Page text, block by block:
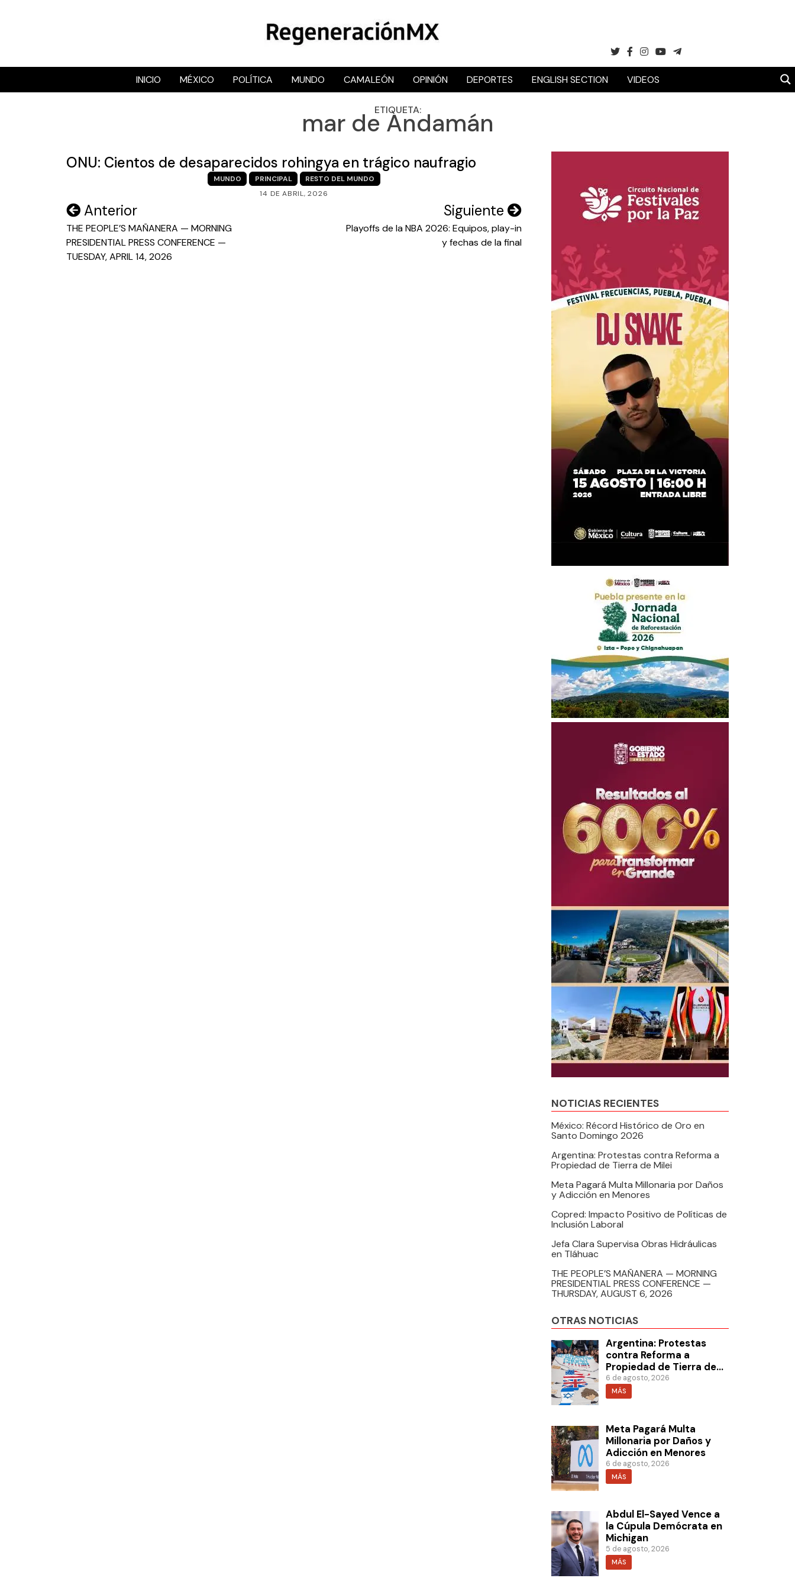
RegeneraciónMX
Sitio de noticias libre e independiente
INICIO MÉXICO POLÍTICA MUNDO CAMALEÓN OPINIÓN DEPORTES ENGLISH SECTION VIDEOS
ETIQUETA:
mar de Andamán
ONU: Cientos de desaparecidos rohingya en trágico naufragio
MUNDO PRINCIPAL
RESTO DEL MUNDO
14 DE ABRIL, 2026
Navegación
de
entradas
Anterior
THE PEOPLE’S MAÑANERA — MORNING
PRESIDENTIAL PRESS CONFERENCE —
TUESDAY, APRIL 14, 2026
Siguiente
Playoffs de la NBA 2026: Equipos, play-in
y fechas de la final
NOTICIAS RECIENTES
México: Récord Histórico de Oro en
Santo Domingo 2026
Argentina: Protestas contra Reforma a
Propiedad de Tierra de Milei
Meta Pagará Multa Millonaria por Daños
y Adicción en Menores
Copred: Impacto Positivo de Políticas de
Inclusión Laboral
Jefa Clara Supervisa Obras Hidráulicas
en Tláhuac
THE PEOPLE’S MAÑANERA — MORNING
PRESIDENTIAL PRESS CONFERENCE —
THURSDAY, AUGUST 6, 2026
OTRAS NOTICIAS
Argentina: Protestas
contra Reforma a
Propiedad de Tierra de
Milei
6 de agosto, 2026
MÁS
Meta Pagará Multa
Millonaria por Daños y
Adicción en Menores
6 de agosto, 2026
MÁS
Abdul El-Sayed Vence a
la Cúpula Demócrata en
Michigan
5 de agosto, 2026
MÁS